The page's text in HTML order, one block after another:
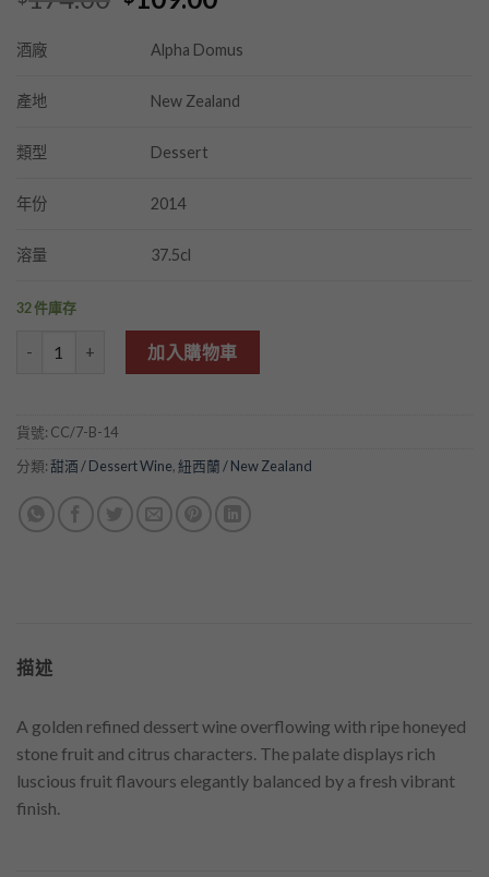
was:
is:
酒廠 Alpha Domus
產地 New Zealand
類型 Dessert
年份 2014
溶量 37.5cl
32 件庫存
Alpha Domus The Pilot Leonarda Late Harvest 2014 數量
加入購物車
貨號: CC/7-B-14
分類:甜酒 / Dessert Wine,紐西蘭 / New Zealand
描述
A golden refined dessert wine overflowing with ripe honeyed
stone fruit and citrus characters. The palate displays rich
luscious fruit flavours elegantly balanced by a fresh vibrant
finish.